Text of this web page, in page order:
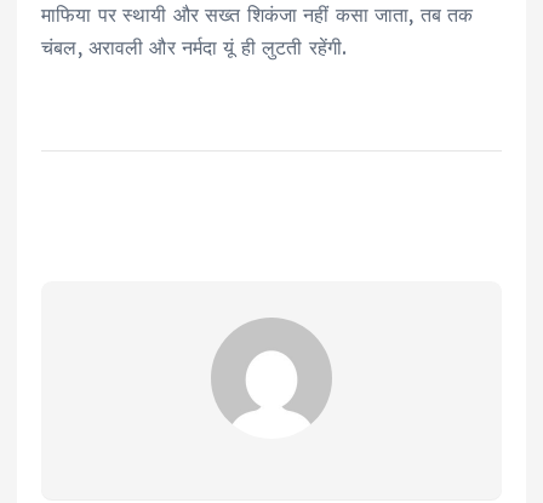
माफिया पर स्थायी और सख्त शिकंजा नहीं कसा जाता, तब तक
चंबल, अरावली और नर्मदा यूं ही लुटती रहेंगी.